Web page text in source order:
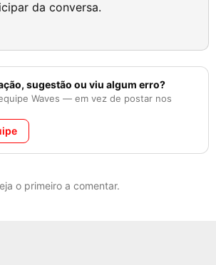
da conversa.
sugestão ou viu algum erro?
Waves — em vez de postar nos
o primeiro a comentar.